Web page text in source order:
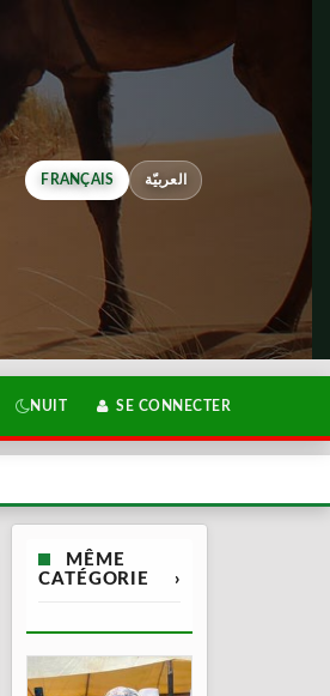
FRANÇAIS العربيّة
NUIT SE CONNECTER
MÊME
CATÉGORIE
›